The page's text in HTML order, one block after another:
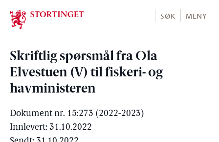
Stortinget.no
SØK MENY
Skriftlig spørsmål fra Ola
Elvestuen (V) til fiskeri- og
havministeren
Dokument nr. 15:273 (2022-2023)
Innlevert: 31.10.2022